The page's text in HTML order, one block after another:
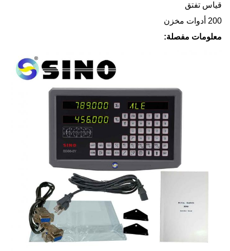
قياس تفتق
200 أدوات مخزن
معلومات مفصلة: